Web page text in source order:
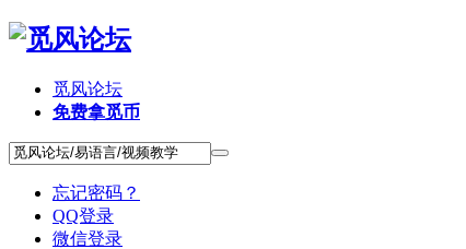
觅风论坛
免费拿觅币
忘记密码？
QQ登录
微信登录